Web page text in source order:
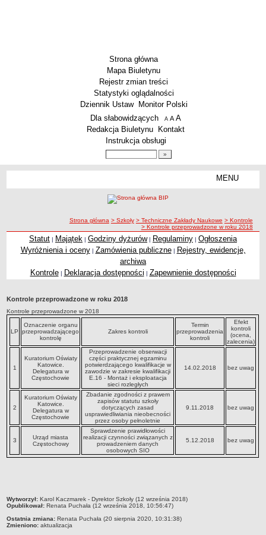
Strona główna
Mapa Biuletynu
Rejestr zmian treści
Statystyki oglądalności
Dziennik Ustaw
Monitor Polski
Menu dodatkowe
Dla słabowidzących A pomniejsz czcionkę
A standardowy rozmiar czcionki
A
Redakcja Biuletynu
Kontakt
Instrukcja obsługi
MENU
Zespoły Szkół
Techniczne Zakłady Naukowe
Przedszkola Miejskie
Zlikwidowane gimnazja
Przekształcone szkoły i placówki
Wielofunkcyjna Placówka
SPECJALNE OŚRODKI SZKOLNO-WYCHOWAWCZE
Specjalny Ośrodek nr 1
Specjalny Ośrodek nr 5
BURSA MIEJSKA
Dane podstawowe
Statut
Majątek
Kontrole
Sprawozdania
ścieżka nawigacji
Strona główna > Szkoły > Techniczne Zakłady Naukowe > Kontrole
> Kontrole przeprowadzone w roku 2018
Statut | Majątek | Godziny dyżurów| Regulaminy | Ogłoszenia
Wyróżnienia i oceny| Zamówienia publiczne| Rejestry, ewidencje,
archiwa
Kontrole| Deklaracja dostępności | Zapewnienie dostępności
Kontrole przeprowadzone w roku 2018
Kontrole przeprowadzone w 2018
LP
Oznaczenie organu
przeprowadzającego
kontrolę
Zakres kontroli
Termin
przeprowadzenia
kontroli
Efekt
kontroli
(ocena,
zalecenia)
1
Kuratorium Oświaty
Katowice.
Delegatura w
Częstochowie
Przeprowadzenie obserwacji
części praktycznej egzaminu
potwierdzającego kwalifikacje w
zawodzie w zakresie kwalifikacji
E.16 - Montaż i eksploatacja
sieci rozległych
14.02.2018 bez uwag
2
Kuratorium Oświaty
Katowice.
Delegatura w
Częstochowie
Zbadanie zgodności z prawem
zapisów statutu szkoły
dotyczących zasad
usprawiedliwiania nieobecności
przez osoby pełnoletnie
9.11.2018 bez uwag
3
Urząd miasta
Częstochowy
Sprawdzenie prawidłowości
realizacji czynności związanych z
prowadzeniem danych
osobowych SIO
5.12.2018 bez uwag
metryczka
Wytworzył: Karol Kaczmarek - Dyrektor Szkoły (12 września 2018)
Opublikował: Renata Puchała (12 września 2018, 10:56:47)
Ostatnia zmiana: Renata Puchała (20 sierpnia 2020, 10:31:38)
Zmieniono: aktualizacja